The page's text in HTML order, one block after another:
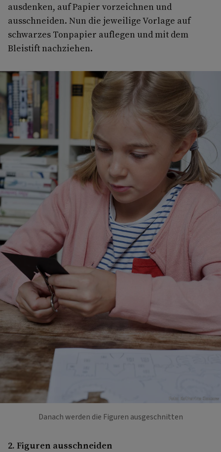
ausdenken, auf Papier vorzeichnen und
ausschneiden. Nun die jeweilige Vorlage auf
schwarzes Tonpapier auflegen und mit dem
Bleistift nachziehen.
Foto: Katharina Gossow
Danach werden die Figuren ausgeschnitten
2. Figuren ausschneiden